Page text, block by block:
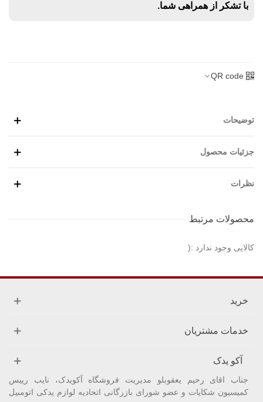
با تشکر از همراهی شما.
QR code
توضیحات
جزئیات محصول
نظرات
محصولات مرتبط
کالایی وجود ندارد :(
خرید
خدمات مشتریان
آکو یدک
جناب اقای رحیم یعقوبلو مدیریت فروشگاه آکویدک، نایب رییس
کمیسیون شکایات و عضو شورای بازرگانی اتحادیه لوازم یدکی اتومبیل